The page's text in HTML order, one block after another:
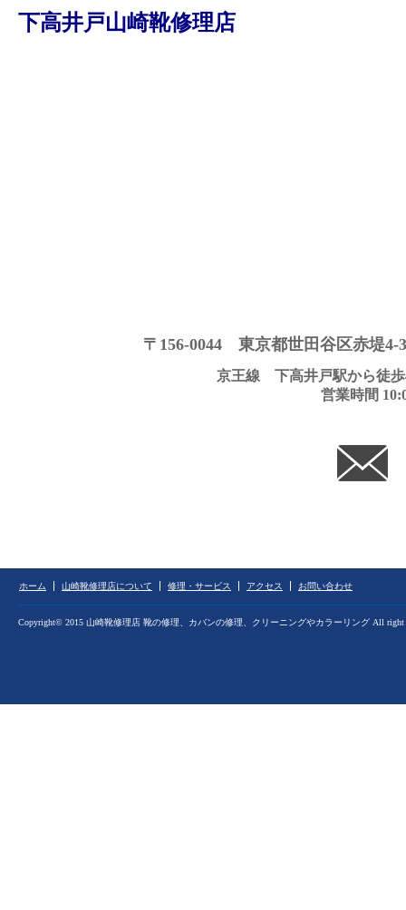
下高井戸山崎靴修理店
〒156-0044 東京都世田谷区赤堤4-
京王線 下高井戸駅から徒歩
営業時間
ホーム 山崎靴修理店について 修理・サービス アクセス お問い合わせ
Copyright© 2015 山崎靴修理店 靴の修理、カバンの修理、クリーニングやカラーリング All right